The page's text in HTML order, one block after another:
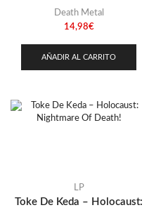
Death Metal
14,98€
AÑADIR AL CARRITO
LP
Toke De Keda – Holocaust: